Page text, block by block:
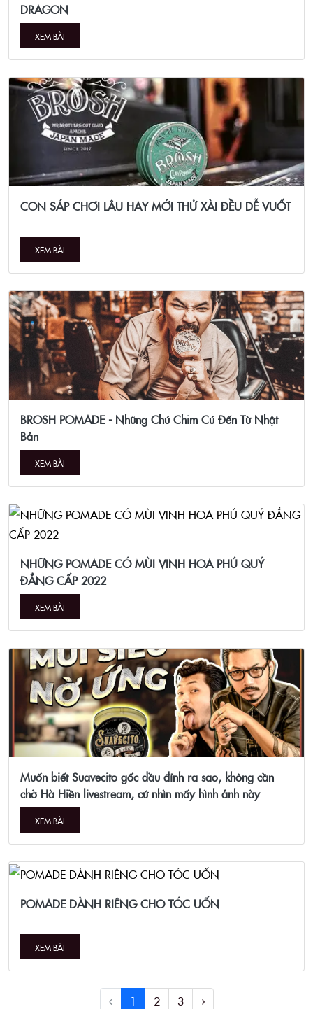
DRAGON
XEM BÀI
CON SÁP CHƠI LÂU HAY MỚI THỬ XÀI ĐỀU DỄ VUỐT
XEM BÀI
BROSH POMADE - Những Chú Chim Cú Đến Từ Nhật
Bản
XEM BÀI
NHỮNG POMADE CÓ MÙI VINH HOA PHÚ QUÝ
ĐẲNG CẤP 2022
XEM BÀI
Muốn biết Suavecito gốc dầu đỉnh ra sao, không cần
chờ Hà Hiền livestream, cứ nhìn mấy hình ảnh này
XEM BÀI
POMADE DÀNH RIÊNG CHO TÓC UỐN
XEM BÀI
‹ 1 2 3 ›